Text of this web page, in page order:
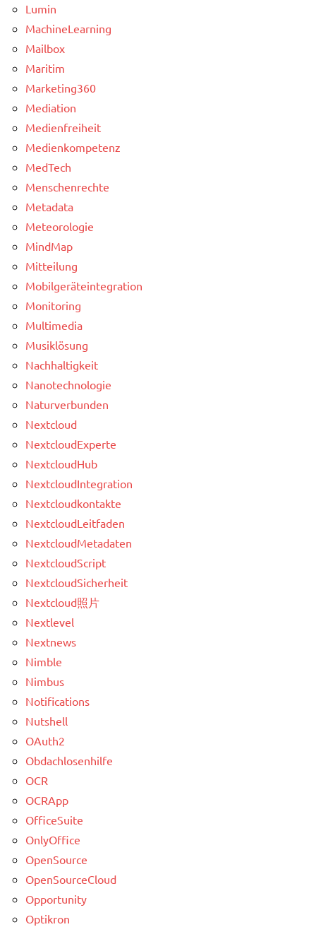
Lumin
MachineLearning
Mailbox
Maritim
Marketing360
Mediation
Medienfreiheit
Medienkompetenz
MedTech
Menschenrechte
Metadata
Meteorologie
MindMap
Mitteilung
Mobilgeräteintegration
Monitoring
Multimedia
Musiklösung
Nachhaltigkeit
Nanotechnologie
Naturverbunden
Nextcloud
NextcloudExperte
NextcloudHub
NextcloudIntegration
Nextcloudkontakte
NextcloudLeitfaden
NextcloudMetadaten
NextcloudScript
NextcloudSicherheit
Nextcloud照片
Nextlevel
Nextnews
Nimble
Nimbus
Notifications
Nutshell
OAuth2
Obdachlosenhilfe
OCR
OCRApp
OfficeSuite
OnlyOffice
OpenSource
OpenSourceCloud
Opportunity
Optikron